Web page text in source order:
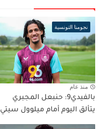
نجومنا التونسية
منذ عام
بالفيدي9: حنبعل المجبري
يتألق اليوم أمام ميلوول سيتي